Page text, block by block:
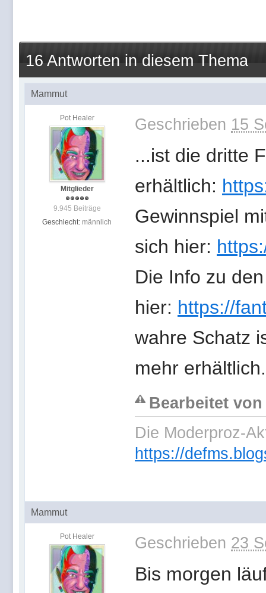
16 Antworten in diesem Thema
Mammut
Pot Healer
Mitglieder
9.945 Beiträge
Geschlecht: männlich
Geschrieben 15
...ist die dritte
erhältlich:
Gewinnspiel
sich hier:
Die Info zu
hier: https://
wahre Schatz
mehr erhältlich.
Bearbeitet von
Die Moderproz-
https://
Mammut
Pot Healer Geschrieben 23
Bis morgen